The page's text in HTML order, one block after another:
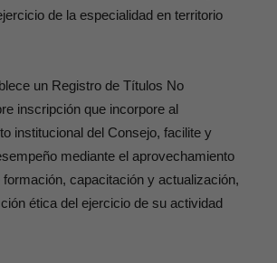
de la especialidad en territorio
un Registro de Títulos No
inscripción que incorpore al
institucional del Consejo, facilite y
mediante el aprovechamiento
capacitación y actualización,
ética del ejercicio de su actividad